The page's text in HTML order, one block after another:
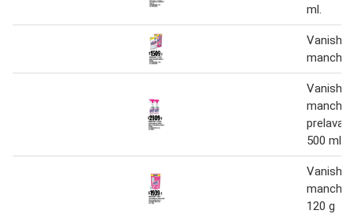
ml.
Vanish
Vanish
500 ml
Vanish
120 g